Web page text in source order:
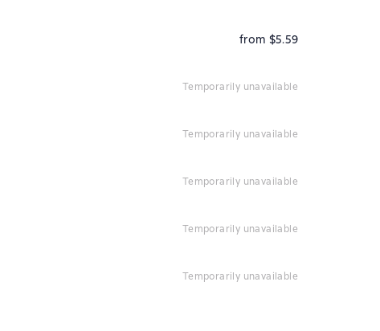
from $5.59
temporarily unavailable
temporarily unavailable
temporarily unavailable
temporarily unavailable
temporarily unavailable